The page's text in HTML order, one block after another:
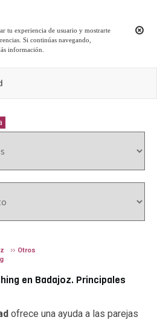
tu experiencia de usuario y mostrarte
Si continúas navegando,
información
Otros
en Badajoz. Principales
ofrece una ayuda a las parejas